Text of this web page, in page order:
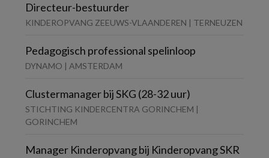
Directeur-bestuurder
KINDEROPVANG ZEEUWS-VLAANDEREN | TERNEUZEN
Pedagogisch professional spelinloop
DYNAMO | AMSTERDAM
Clustermanager bij SKG (28-32 uur)
STICHTING KINDERCENTRA GORINCHEM |
GORINCHEM
Manager Kinderopvang bij Kinderopvang SKR